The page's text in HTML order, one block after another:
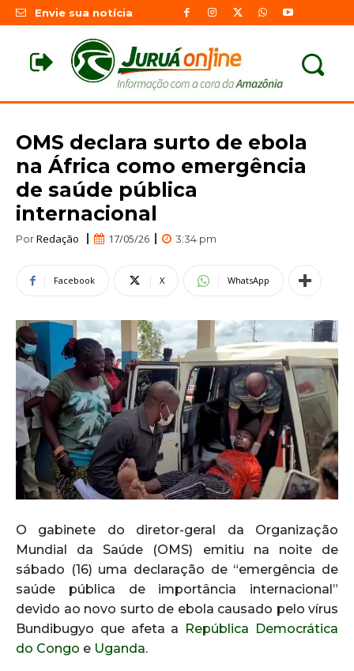
Envie sua notícia
OMS declara surto de ebola
na África como emergência
de saúde pública
internacional
PorRedação 17/05/26 3:34 pm
Facebook X WhatsApp
O gabinete do diretor-geral da Organização
Mundial da Saúde (OMS) emitiu na noite de
sábado (16) uma declaração de “emergência de
saúde pública de importância internacional”
devido ao novo surto de ebola causado pelo vírus
Bundibugyo que afeta a
República Democrática
do Congo e Uganda.